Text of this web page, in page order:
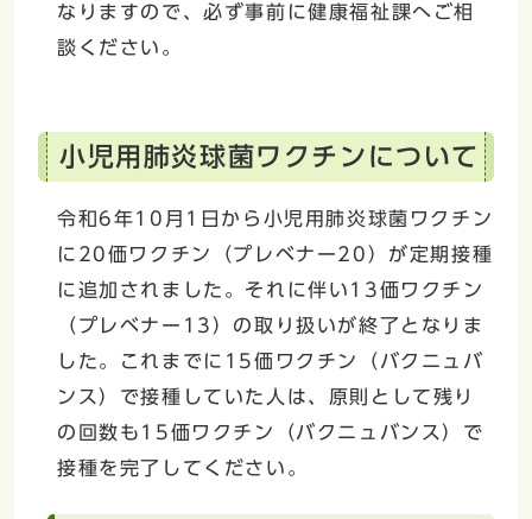
なりますので、必ず事前に健康福祉課へご相
談ください。
小児用肺炎球菌ワクチンについて
令和6年10月1日から小児用肺炎球菌ワクチン
に20価ワクチン（プレベナー20）が定期接種
に追加されました。それに伴い13価ワクチン
（プレベナー13）の取り扱いが終了となりま
した。これまでに15価ワクチン（バクニュバ
ンス）で接種していた人は、原則として残り
の回数も15価ワクチン（バクニュバンス）で
接種を完了してください。